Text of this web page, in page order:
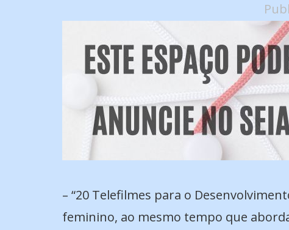
– “20 Telefilmes para o
feminino, ao mesmo tempo que